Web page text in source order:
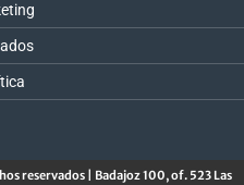
reservados | Badajoz 100, of. 523 Las